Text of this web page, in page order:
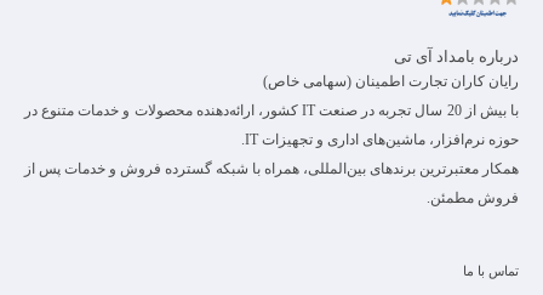
درباره بامداد آی تی
رایان کاران تجارت اطمینان (سهامی خاص)
با بیش از 20 سال تجربه در صنعت IT کشور، ارائه‌دهنده محصولات و خدمات متنوع در
حوزه نرم‌افزار، ماشین‌های اداری و تجهیزات IT.
همکار معتبرترین برندهای بین‌المللی، همراه با شبکه گسترده فروش و خدمات پس از
فروش مطمئن.
تماس با ما